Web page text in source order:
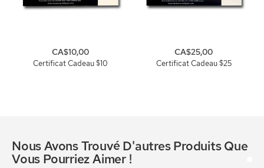
Certificat Cadeau $10
CA$10,00
Certificat Cadeau $25
CA$25,00
Nous Avons Trouvé D'autres Produits Que
Vous Pourriez Aimer !